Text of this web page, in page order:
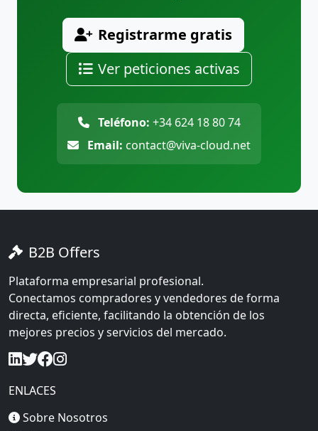
Registrarme gratis
Ver peticiones activas
Teléfono: +34 624 18 80 74
Email: contact@viva-cloud.net
B2B Offers
Plataforma empresarial profesional.
Conectamos compradores y vendedores de forma
directa, eficiente, facilitando la obtención de los
mejores precios y servicios del mercado.
ENLACES
Sobre Nosotros